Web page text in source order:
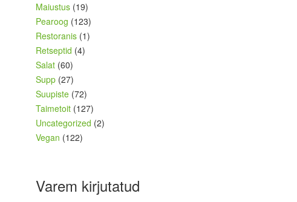
Maiustus (19)
Pearoog (123)
Restoranis (1)
Retseptid (4)
Salat (60)
Supp (27)
Suupiste (72)
Taimetoit (127)
Uncategorized (2)
Vegan (122)
Varem kirjutatud